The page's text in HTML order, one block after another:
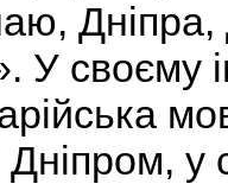
Дніпра,
У своєму
у